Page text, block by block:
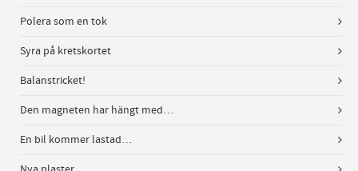
Polera som en tok
Syra på kretskortet
Balanstricket!
Den magneten har hängt med…
En bil kommer lastad…